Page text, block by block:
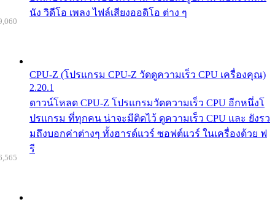
นัง วิดีโอ เพลง ไฟล์เสียงออดิโอ ต่าง ๆ
CPU-Z (โปรแกรม CPU-Z วัดดูความเร็ว CPU เครื่องคุณ)
2.20.1
ดาวน์โหลด CPU-Z โปรแกรมวัดความเร็ว CPU อีกหนึ่งโ
ปรแกรม ที่ทุกคน น่าจะมีติดไว้ ดูความเร็ว CPU และ ยังรว
มถึงบอกค่าต่างๆ ทั้งฮารด์แวร์ ซอฟต์แวร์ ในเครื่องด้วย ฟ
รี